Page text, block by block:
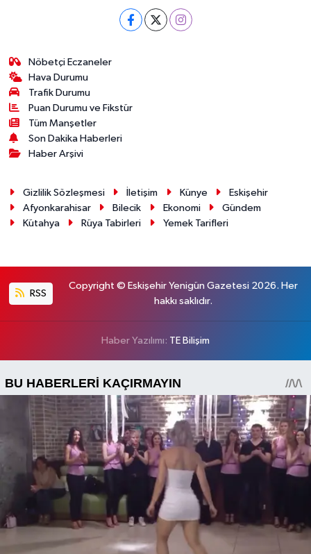
Nöbetçi Eczaneler
Hava Durumu
Trafik Durumu
Puan Durumu ve Fikstür
Tüm Manşetler
Son Dakika Haberleri
Haber Arşivi
Gizlilik Sözleşmesi İletişim Künye
Eskişehir
Afyonkarahisar
Bilecik Ekonomi
Gündem
Kütahya
Rüya Tabirleri Yemek Tarifleri
RSS
Copyright © Eskişehir Yenigün Gazetesi 2026. Her
hakkı saklıdır.
Haber Yazılımı: TE Bilişim